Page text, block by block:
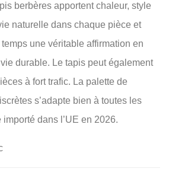
berbères apportent chaleur, style
naturelle dans chaque pièce et
une véritable affirmation en
durable. Le tapis peut également
à fort trafic. La palette de
s’adapte bien à toutes les
dans l’UE en 2026.